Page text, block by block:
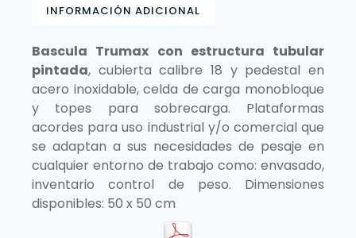
INFORMACIÓN ADICIONAL
Bascula Trumax con estructura tubular
pintada, cubierta calibre 18 y pedestal en
acero inoxidable, celda de carga monobloque
y topes para sobrecarga. Plataformas
acordes para uso industrial y/o comercial que
se adaptan a sus necesidades de pesaje en
cualquier entorno de trabajo como: envasado,
inventario control de peso. Dimensiones
disponibles: 50 x 50 cm